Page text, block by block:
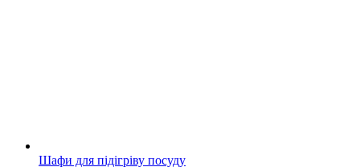
Шафи для підігріву посуду